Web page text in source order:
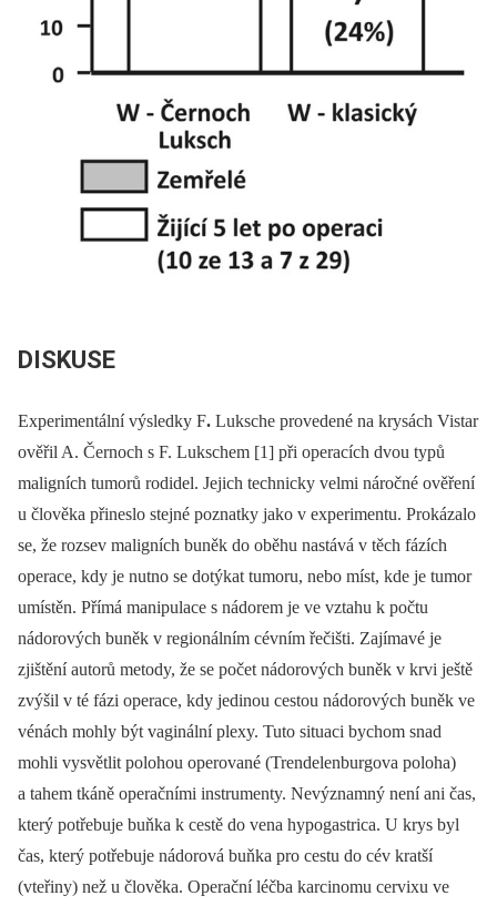
DISKUSE
Experimentální výsledky F. Luksche provedené na krysách Vistar
ověřil A. Černoch s F. Lukschem [1] při operacích dvou typů
maligních tumorů rodidel. Jejich technicky velmi náročné ověření
u člověka přineslo stejné poznatky jako v experimentu. Prokázalo
se, že rozsev maligních buněk do oběhu nastává v těch fázích
operace, kdy je nutno se dotýkat tumoru, nebo míst, kde je tumor
umístěn. Přímá manipulace s nádorem je ve vztahu k počtu
nádorových buněk v regionálním cévním řečišti. Zajímavé je
zjištění autorů metody, že se počet nádorových buněk v krvi ještě
zvýšil v té fázi operace, kdy jedinou cestou nádorových buněk ve
vénách mohly být vaginální plexy. Tuto situaci bychom snad
mohli vysvětlit polohou operované (Trendelenburgova poloha)
a tahem tkáně operačními instrumenty. Nevýznamný není ani čas,
který potřebuje buňka k cestě do vena hypogastrica. U krys byl
čas, který potřebuje nádorová buňka pro cestu do cév kratší
(vteřiny) než u člověka. Operační léčba karcinomu cervixu ve